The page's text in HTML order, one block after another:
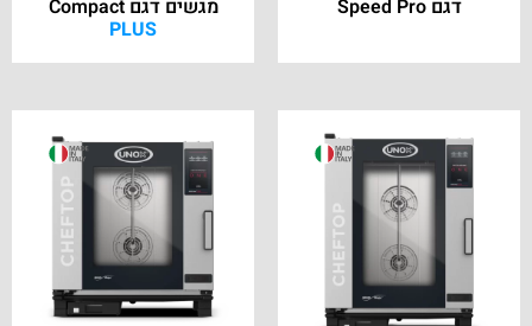
דגם Speed Pro מגשים דגם Compact
PLUS